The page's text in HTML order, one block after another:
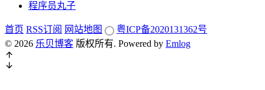
程序员丸子
首页 RSS订阅 网站地图
粤ICP备2020131362号
© 2026 乐贝博客 版权所有. Powered by Emlog